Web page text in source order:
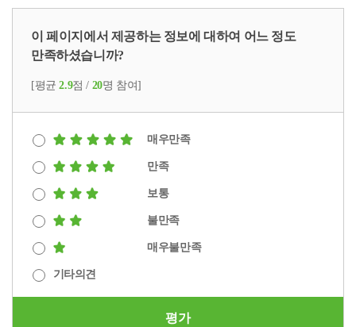
이 페이지에서 제공하는 정보에 대하여 어느 정도
만족하셨습니까?
[평균2.9점 / 20명 참여]
매우만족
만족
보통
불만족
매우불만족
기타의견
평가